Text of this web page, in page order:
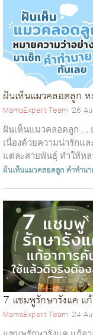
ฝันเห็นแมวคลอดลูก ห
MamaExpert Team 26
ฝันเห็นแมวคลอดลูก . .
เนื่องด้วยความน่ารักแ
แต่ละสายพันธุ์ ทำให้ห
ความเต็มใจ...
ฝันเห็นแมวคลอดลูก คำทำน
7 แชมพูรักษารังแค แ
MamaExpert Team 24